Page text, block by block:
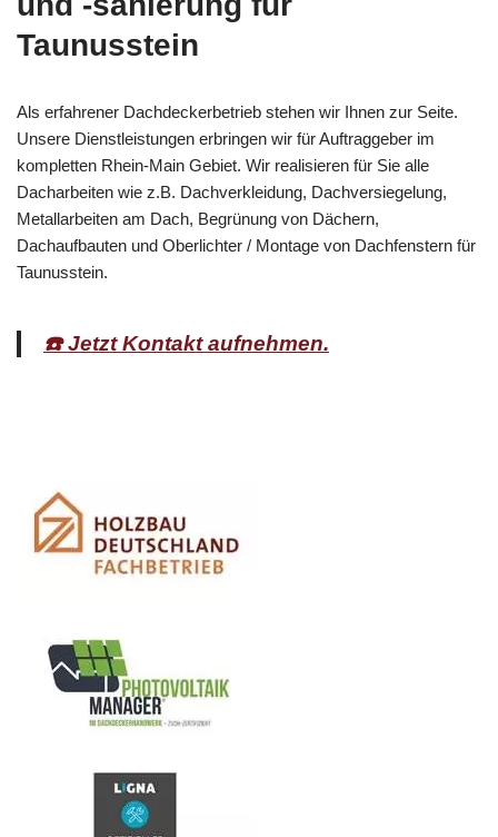
Taunusstein
Als erfahrener Dachdeckerbetrieb stehen wir Ihnen zur Seite.
Unsere Dienstleistungen erbringen wir für Auftraggeber im
kompletten Rhein-Main Gebiet. Wir realisieren für Sie alle
Dacharbeiten wie z.B. Dachverkleidung, Dachversiegelung,
Metallarbeiten am Dach, Begrünung von Dächern,
Dachaufbauten und Oberlichter / Montage von Dachfenstern für
Taunusstein.
☎️ Jetzt Kontakt aufnehmen.